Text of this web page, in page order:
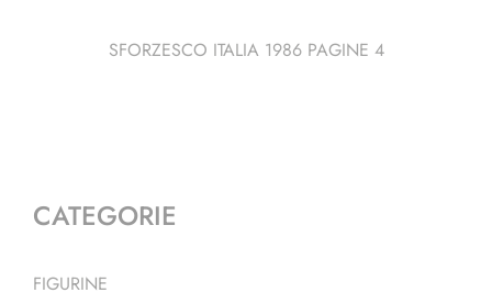
SFORZESCO ITALIA 1986 PAGINE 4
CATEGORIE
FIGURINE